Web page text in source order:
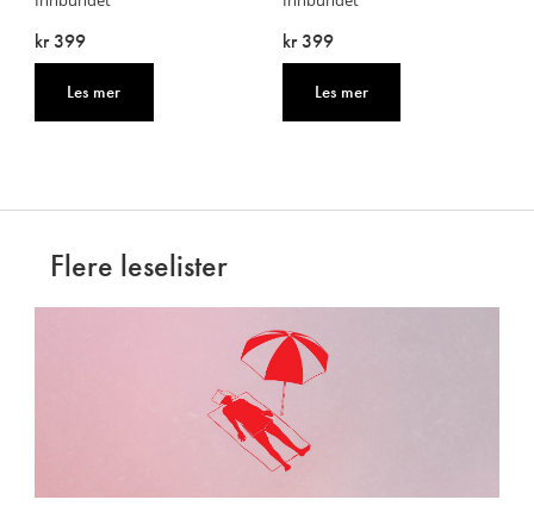
kr 399
Les mer
kr 399
Les mer
Flere leselister